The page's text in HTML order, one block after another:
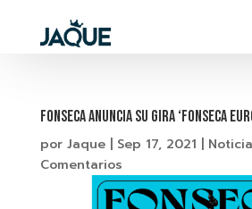
FONSECA ANUNCIA SU GIRA ‘FONSECA
por Jaque| Sep 17, 2021
Comentarios